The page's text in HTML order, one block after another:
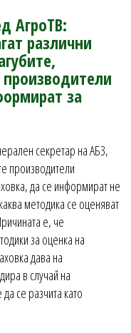
АгроТВ:
различни
за
секретар на АБЗ,
производители
да се информират не
методика се оценяват
е, че
за оценка на
дава на
в случай на
се разчита като